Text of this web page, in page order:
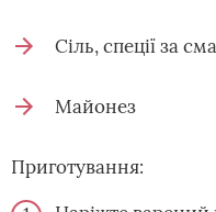
Сіль, спеції за
Майонез
Приготування: